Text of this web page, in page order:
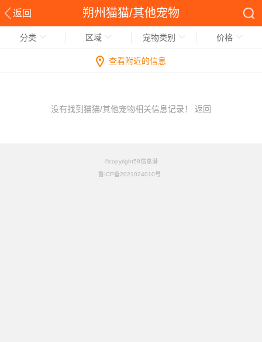
返回 朔州猫猫/其他宠物
分类 区域 宠物类别 价格
查看附近的信息
没有找到猫猫/其他宠物相关信息记录！ 返回
©copyright58信息港
鲁ICP备2021024010号